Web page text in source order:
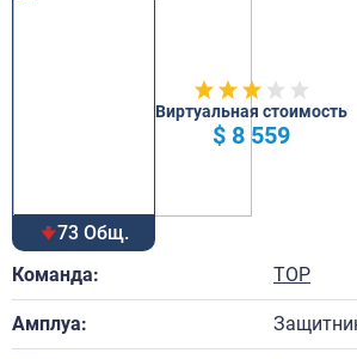
73 Общ.
Виртуальная стоимость
$ 8 559
Команда: ТОР
Амплуа: